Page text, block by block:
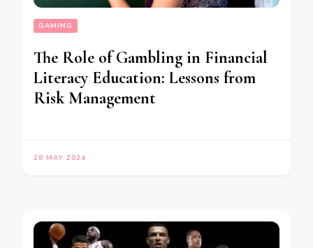
GAMING
The Role of Gambling in Financial
Literacy Education: Lessons from
Risk Management
28 MAY 2024